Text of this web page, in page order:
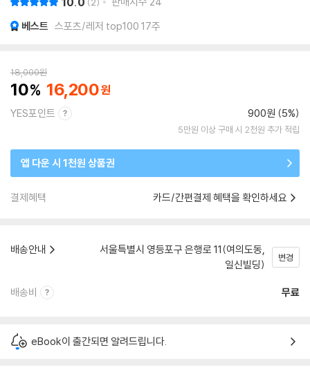
베스트 스포츠/레저 top100 17주
18,000원
10 16,200
YES포인트 900원 (5%)
5만원 이상 구매 시 2천원 추가 적립
앱 다운 시 1천원 상품권
결제혜택 카드/간편결제 혜택을 확인하세요
배송안내
서울특별시 영등포구 은행로 11(여의도동,
일신빌딩)
변경
배송비 무료
eBook이 출간되면 알려드립니다.